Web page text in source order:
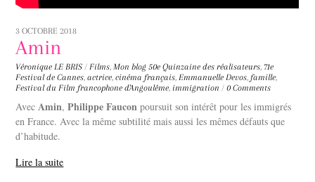
3 OCTOBRE 2018
Amin
Véronique LE BRIS / Films, Mon blog 50e Quinzaine des réalisateurs,71e
Festival de Cannes,actrice,cinéma français, Emmanuelle Devos, famille,
Festival du Film francophone d'Angoulême, immigration / 0 Comments
Avec Amin,Philippe Faucon poursuit son intérêt pour les immigrés
en France. Avec la même subtilité mais aussi les mêmes défauts que
d’habitude.
Lire la suite